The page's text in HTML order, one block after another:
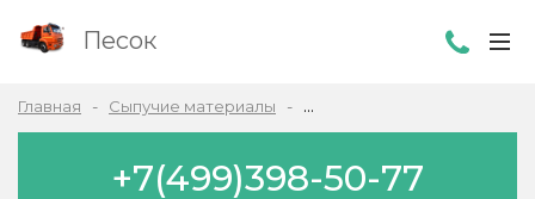
Песок
Главная Сыпучие материалы Бутовый камень в
+7(499)398-50-77